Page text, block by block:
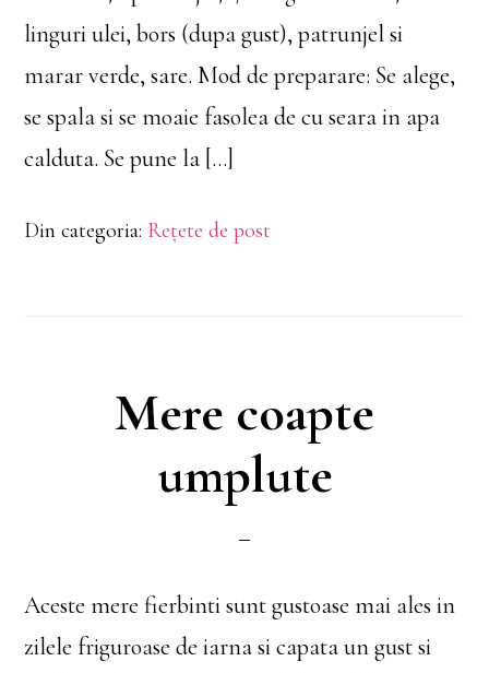
linguri ulei, bors (dupa gust), patrunjel si
marar verde, sare. Mod de preparare: Se alege,
se spala si se moaie fasolea de cu seara in apa
calduta. Se pune la […]
Din categoria: Rețete de post
Mere coapte
umplute
Aceste mere fierbinti sunt gustoase mai ales in
zilele friguroase de iarna si capata un gust si